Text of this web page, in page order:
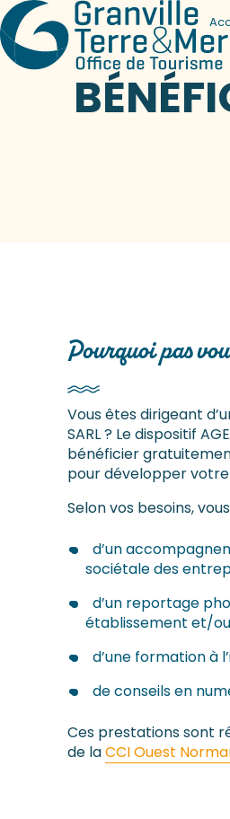
Pourquoi pas
Vous êtes dirigeant
SARL ? Le dispositif
bénéficier
pour développer
Selon vos besoins,
d’un
sociétale des
d’un reportage
établissement et/
d’une formation à
de conseils en
Ces prestations sont
de laCCI Ouest